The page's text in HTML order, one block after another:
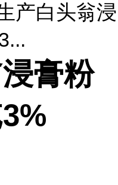
产白头翁浸
膏粉